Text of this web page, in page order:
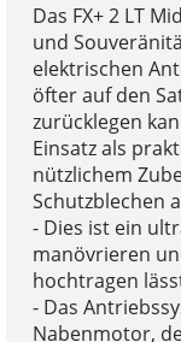
Das FX+ 2 LT
und
elektrischen
öfter auf den
zurücklegen
Einsatz als
nützlichem
Schutzblechen
- Dies ist ein
manövrieren
hochtragen
- Das
Nabenmotor,